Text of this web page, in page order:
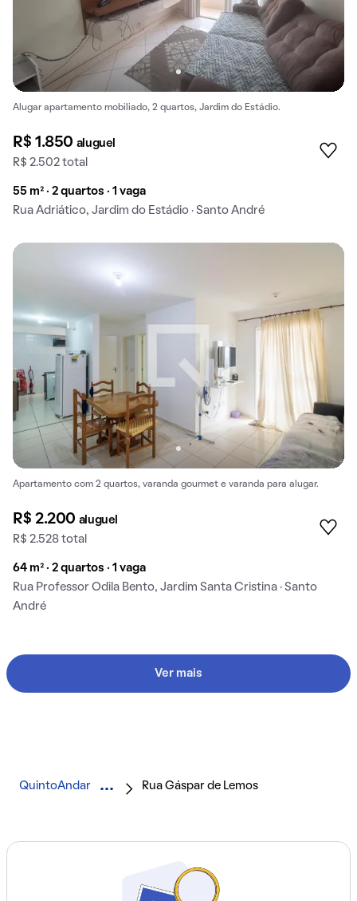
Alugar apartamento mobiliado, 2 quartos, Jardim do Estádio.
R$ 1.850 aluguel
R$ 2.502 total
55 m² · 2 quartos · 1 vaga
Rua Adriático, Jardim do Estádio · Santo André
Apartamento com 2 quartos, varanda gourmet e varanda para alugar.
R$ 2.200 aluguel
R$ 2.528 total
64 m² · 2 quartos · 1 vaga
Rua Professor Odila Bento, Jardim Santa Cristina · Santo
André
Ver mais
QuintoAndar Rua Gáspar de Lemos